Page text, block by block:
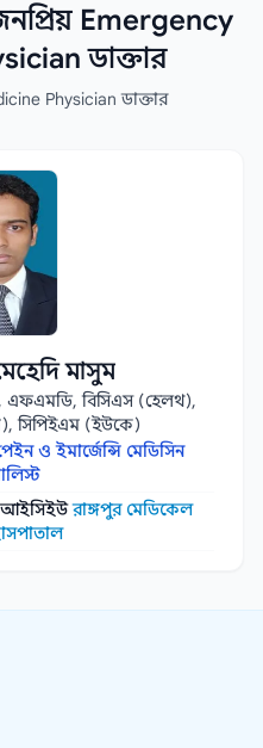
Emergency
ডাক্তার
Physician ডাক্তার
মাসুম
এফএমডি, বিসিএস (হেলথ),
সিপিইএম (ইউকে)
ও ইমার্জেন্সি মেডিসিন
আইসিইউরাঙ্গপুর মেডিকেল